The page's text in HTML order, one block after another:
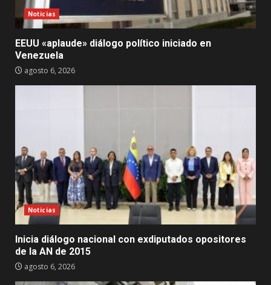
Noticias
EEUU «aplaude» diálogo político iniciado en
Venezuela
agosto 6, 2026
Noticias
Inicia diálogo nacional con exdiputados opositores
de la AN de 2015
agosto 6, 2026